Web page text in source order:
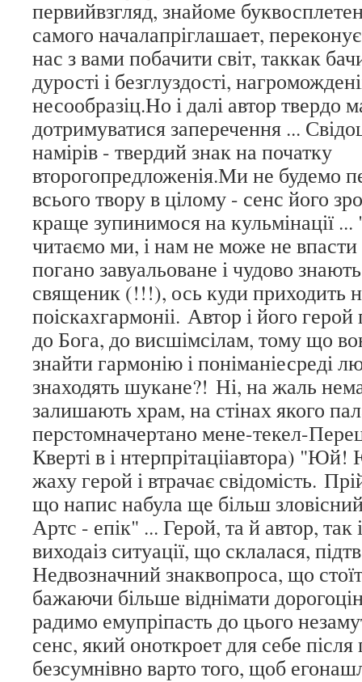
первийвзгляд, знайоме
самого началапріглашает,
нас з вами побачити світ, таккак
дурості і безглуздості,
несообразіц.Но і далі автор твердо
дотримуватися заперечення ...
намірів - твердий знак на початку
второгопредложенія.Ми не будемо
всього твору в цілому - сенс його
краще зупинимося на
читаємо ми, і нам не може не
погано завуальоване і чудово
священик (!!!), ось куди приходить
поіскахгармоніі. Автор і його
до Бога, до висшімсілам, тому що
знайти гармонію і поніманіесреді
знаходять шукане?! Ні, на жаль
залишають храм, на стінах якого
перстомначертано мене-текел-
Кверті в і нтерпрітацііавтора)
жаху герой і втрачає свідомість.
що напис набула ще більш
Артс - епік" ... Герой, та й автор, так
виходаіз ситуації, що склалася,
Недвозначний знаквопроса, що
бажаючи більше віднімати
радимо емупріпасть до цього
сенс, який оноткроет для себе
безсумнівно варто того, щоб